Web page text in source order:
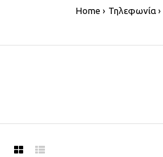
Home Τηλεφωνία